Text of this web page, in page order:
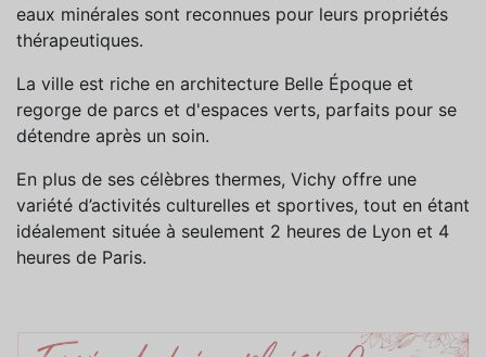
eaux minérales sont reconnues pour leurs propriétés
thérapeutiques.
La ville est riche en architecture Belle Époque et
regorge de parcs et d'espaces verts, parfaits pour se
détendre après un soin.
En plus de ses célèbres thermes, Vichy offre une
variété d’activités culturelles et sportives, tout en étant
idéalement située à seulement 2 heures de Lyon et 4
heures de Paris.